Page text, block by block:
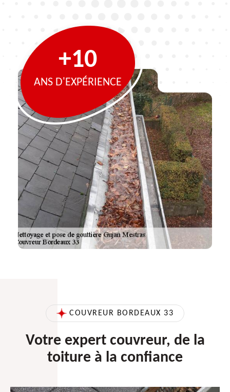
+10
ANS D'EXPÉRIENCE
COUVREUR BORDEAUX 33
Votre expert couvreur, de la
toiture à la confiance